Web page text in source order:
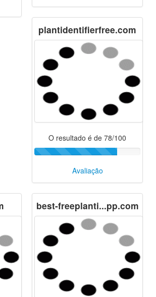
plantidentifierfree.com
O resultado é de 78/100
Avaliação
best-freeplanti...pp.com